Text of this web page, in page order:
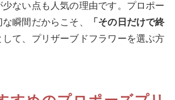
ない点も人気の理由です。プロポー
瞬間だからこそ、
「その日だけで終
して、プリザーブドフラワーを選ぶ方